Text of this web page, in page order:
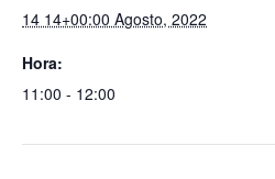
14 14+00:00 Agosto, 2022
Hora:
11:00 - 12:00